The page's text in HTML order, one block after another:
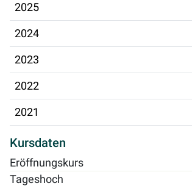
2025
2024
2023
2022
2021
Kursdaten
Eröffnungskurs
Tageshoch